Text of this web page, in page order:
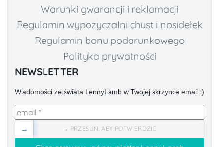
Warunki gwarancji i reklamacji
Regulamin wypożyczalni chust i nosidełek
Regulamin bonu podarunkowego
Polityka prywatności
NEWSLETTER
Wiadomości ze świata LennyLamb w Twojej skrzynce email :)
→ PRZESUŃ, ABY POTWIERDZIĆ
→